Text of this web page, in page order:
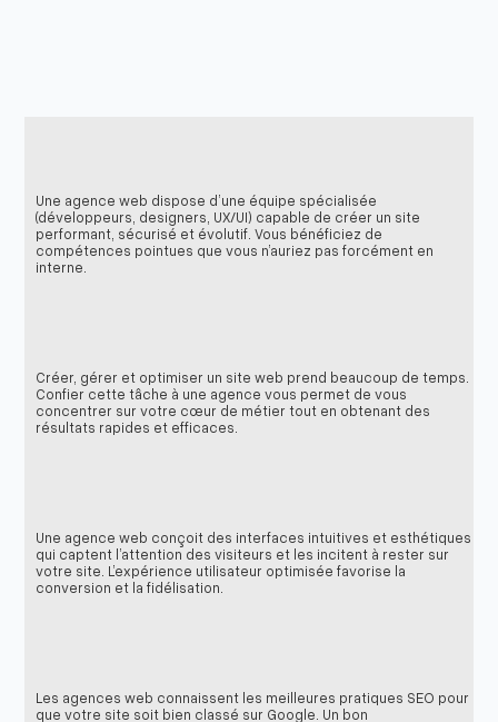
Une agence web dispose d’une équipe spécialisée
(développeurs, designers, UX/UI) capable de créer un site
performant, sécurisé et évolutif. Vous bénéficiez de
compétences pointues que vous n’auriez pas forcément en
interne.
Créer, gérer et optimiser un site web prend beaucoup de temps.
Confier cette tâche à une agence vous permet de vous
concentrer sur votre cœur de métier tout en obtenant des
résultats rapides et efficaces.
Une agence web conçoit des interfaces intuitives et esthétiques
qui captent l’attention des visiteurs et les incitent à rester sur
votre site. L’expérience utilisateur optimisée favorise la
conversion et la fidélisation.
Les agences web connaissent les meilleures pratiques SEO pour
que votre site soit bien classé sur Google. Un bon